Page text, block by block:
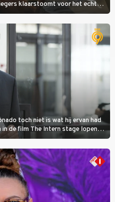
klaarstoomt voor het echte
toch niet is wat hij ervan had
de film The Intern stage lopen
wat een gouden zet blijkt te zijn.